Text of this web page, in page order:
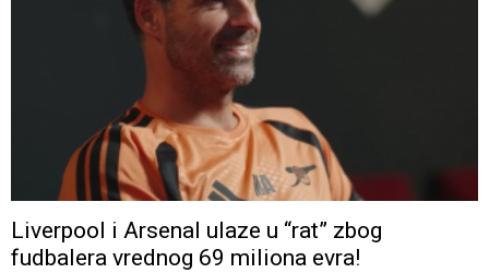
Liverpool i Arsenal ulaze u “rat” zbog
fudbalera vrednog 69 miliona evra!